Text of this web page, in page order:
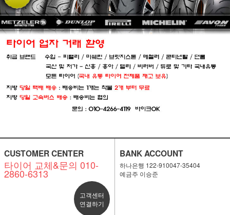
CUSTOMER CENTER
타이어 교체&문의 010-
2860-6313
고객센터
연결하기
BANK ACCOUNT
하나은행 122-910047-35404
예금주 이승준